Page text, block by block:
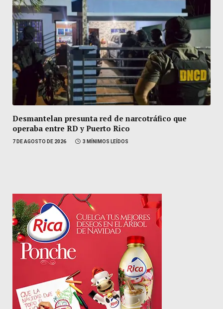
Desmantelan presunta red de narcotráfico que
operaba entre RD y Puerto Rico
7 DE AGOSTO DE 2026 3 MÍNIMOS LEÍDOS